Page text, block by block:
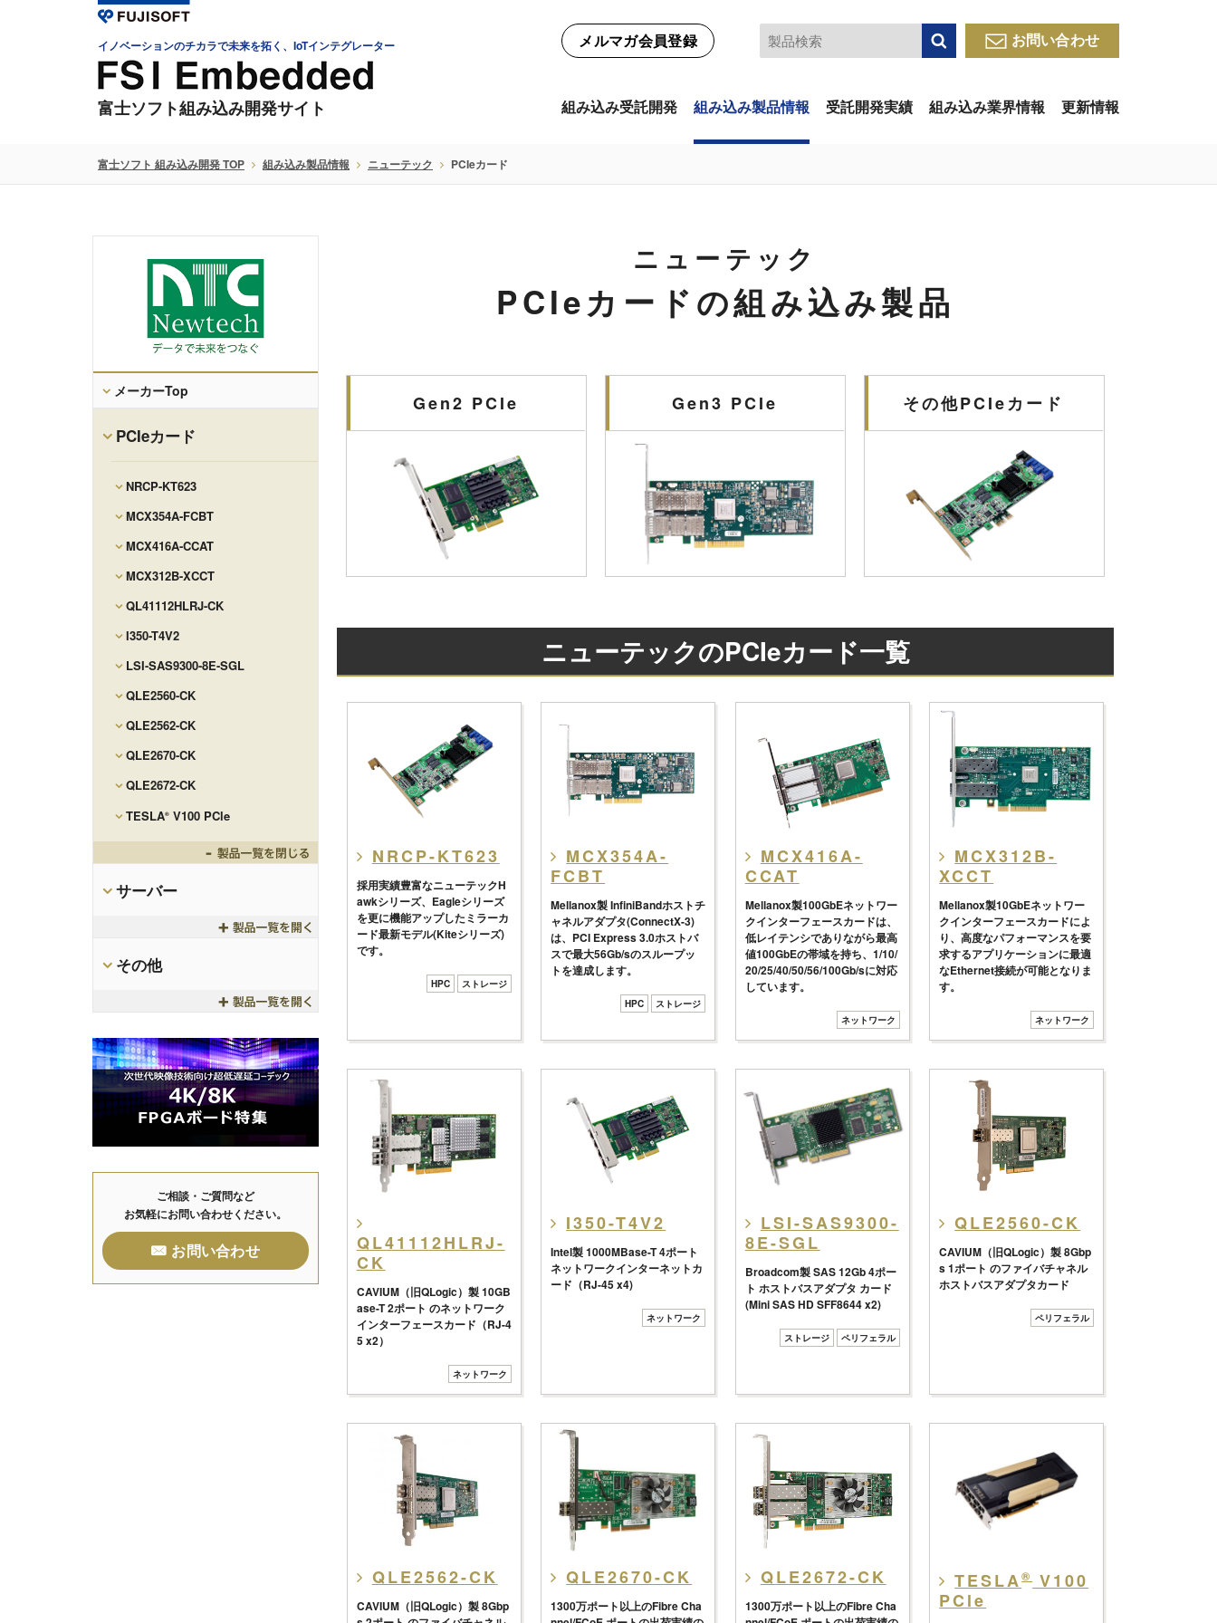
イノベーションのチカラで未来を拓く、IoTインテグレーター
富士ソフト組み込み開発サイト
メルマガ会員登録 検索 お問い合わせ
組み込み受託開発 組み込み製品情報 受託開発実績 組み込み業界情報 更新情報
富士ソフト 組み込み開発 TOP 組み込み製品情報 ニューテック PCIeカード
メーカーTop
PCIeカード
NRCP-KT623
MCX354A-FCBT
MCX416A-CCAT
MCX312B-XCCT
QL41112HLRJ-CK
I350-T4V2
LSI-SAS9300-8E-SGL
QLE2560-CK
QLE2562-CK
QLE2670-CK
QLE2672-CK
TESLA® V100 PCle
Toggle
サーバー
Toggle
その他
ご相談・ご質問など
お気軽にお問い合わせください。
お問い合わせ
ニューテック
PCIeカードの組み込み製品
Gen2 PCIe Gen3 PCIe その他PCIeカード
ニューテックのPCIeカード一覧
NRCP-KT623
採用実績豊富なニューテックH
awkシリーズ、Eagleシリーズ
を更に機能アップしたミラーカ
ード最新モデル(Kiteシリーズ)
です。
HPC ストレージ
MCX354A-
FCBT
Mellanox製 InfiniBandホストチ
ャネルアダプタ(ConnectX-3)
は、PCI Express 3.0ホストバ
スで最大56Gb/sのスループッ
トを達成します。
HPC ストレージ
MCX416A-
CCAT
Mellanox製100GbEネットワー
クインターフェースカードは、
低レイテンシでありながら最高
値100GbEの帯域を持ち、1/10/
20/25/40/50/56/100Gb/sに対応
しています。
ネットワーク
MCX312B-
XCCT
Mellanox製10GbEネットワー
クインターフェースカードによ
り、高度なパフォーマンスを要
求するアプリケーションに最適
なEthernet接続が可能となりま
す。
ネットワーク
QL41112HLRJ-
CK
CAVIUM（旧QLogic）製 10GB
ase-T 2ポート のネットワーク
インターフェースカード（RJ-4
5 x2）
ネットワーク
I350-T4V2
Intel製 1000MBase-T 4ポート
ネットワークインターネットカ
ード（RJ-45 x4)
ネットワーク
LSI-SAS9300-
8E-SGL
Broadcom製 SAS 12Gb 4ポー
ト ホストバスアダプタ カード
(Mini SAS HD SFF8644 x2)
ストレージ ペリフェラル
QLE2560-CK
CAVIUM（旧QLogic）製 8Gbp
s 1ポート のファイバチャネル
ホストバスアダプタカード
ペリフェラル
QLE2562-CK
CAVIUM（旧QLogic）製 8Gbp
QLE2670-CK
1300万ポート以上のFibre Cha
QLE2672-CK
1300万ポート以上のFibre Cha
TESLA®V100
PCle